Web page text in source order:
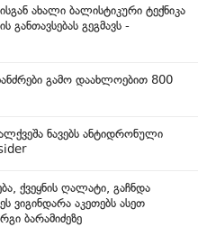
ახალი ბალისტიკური ტექნიკა
განთავსებას გეგმავს -
გამო დაახლოებით 800
ნავებს ანტიდრონული
ქვეყნის ღალატი, გაჩნდა
ვიგინდარა აკეთებს ასეთ
ბარამიძეზე